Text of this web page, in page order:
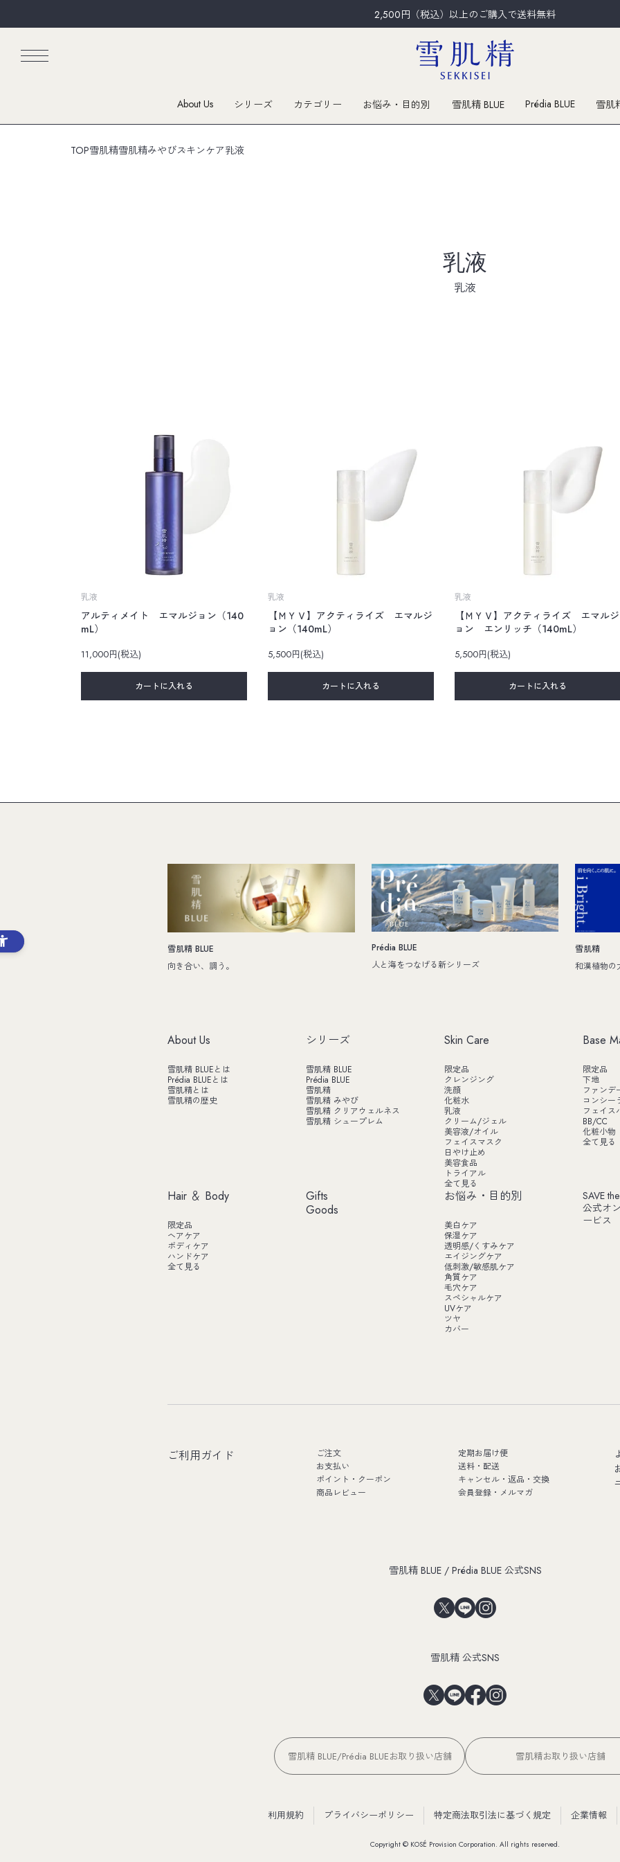
2,500円（税込）以上のご購入で送料無料
About Us シリーズ カテゴリー お悩み・目的別 雪肌精 BLUE Prédia BLUE 雪肌
TOP雪肌精雪肌精みやびスキンケア乳液
乳液
乳液
乳液
アルティメイト エマルジョン（140
mL）
11,000円(税込)
カートに入れる
乳液
【ＭＹＶ】アクティライズ エマルジ
ョン（140mL）
5,500円(税込)
カートに入れる
乳液
【ＭＹＶ】アクティライズ エマルジ
ョン エンリッチ（140mL）
5,500円(税込)
カートに入れる
雪肌精 BLUE
向き合い、調う。
Prédia BLUE
人と海をつなげる新シリーズ
雪肌精
和漢植物の
About Us
雪肌精 BLUEとは
Prédia BLUEとは
雪肌精とは
雪肌精の歴史
シリーズ
雪肌精 BLUE
Prédia BLUE
雪肌精
雪肌精 みやび
雪肌精 クリアウェルネス
雪肌精 シュープレム
Skin Care
限定品
クレンジング
洗顔
化粧水
乳液
クリーム/ジェル
美容液/オイル
フェイスマスク
日やけ止め
美容食品
トライアル
全て見る
Base
限定品
下地
ファンデ
コンシー
フェイス
BB/CC
化粧小物
全て見る
Hair ＆ Body
限定品
ヘアケア
ボディケア
ハンドケア
全て見る
Gifts
Goods
お悩み・目的別
美白ケア
保湿ケア
透明感/くすみケア
エイジングケア
低刺激/敏感肌ケア
角質ケア
毛穴ケア
スペシャルケア
UVケア
ツヤ
カバー
SAVE
公式オ
ービス
ご利用ガイド ご注文
定期お届け便
お支払い
送料・配送
ポイント・クーポン
キャンセル・返品・交換
商品レビュー
会員登録・メルマガ
雪肌精 BLUE / Prédia BLUE 公式SNS
雪肌精 公式SNS
雪肌精 BLUE/Prédia BLUEお取り扱い店舗 雪肌精お取り扱い店舗
利用規約 プライバシーポリシー 特定商法取引法に基づく規定 企業情報
Copyright © KOSÉ Provision Corporation. All rights reserved.